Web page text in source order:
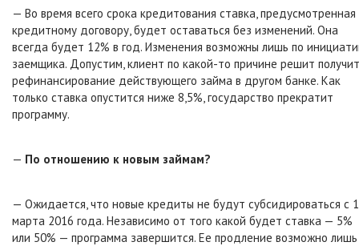
— Во время всего срока кредитования ставка, предусмотренная
кредитному договору, будет оставаться без изменений. Она
всегда будет 12% в год. Изменения возможны лишь по
заемщика. Допустим, клиент по какой-то причине решит
рефинансирование действующего займа в другом банке. Как
только ставка опустится ниже 8,5%, государство прекратит
программу.
— По отношению к новым займам?
— Ожидается, что новые кредиты не будут субсидироваться с 1
марта 2016 года. Независимо от того какой будет ставка — 5%
или 50% — программа завершится. Ее продление возможно лишь